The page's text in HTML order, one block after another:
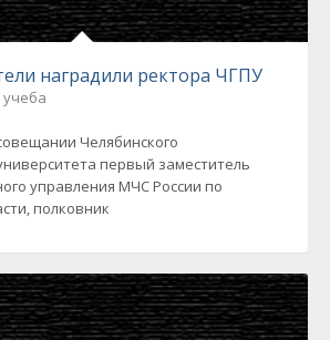
наградили ректора ЧГПУ
Челябинского
первый заместитель
управления МЧС России по
полковник